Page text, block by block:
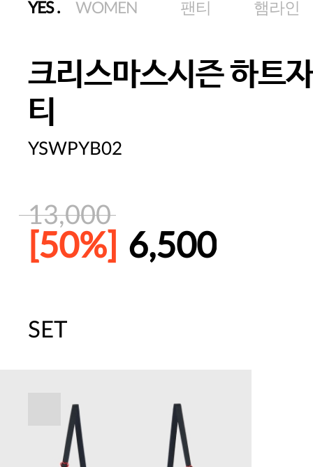
YES. WOMEN 팬티 햄라인
크리스마스시즌 하트
티
YSWPYB02
13,000
[50%] 6,500
주말특가 20%(8.7~8.9)/5만원 이
[썸머블프] 2만원 할인 쿠폰(8.1~31)
SET